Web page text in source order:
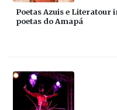
Poetas Azuis e Literatour
poetas do Amapá